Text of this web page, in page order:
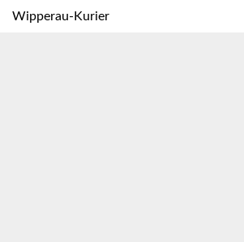
Wipperau-Kurier